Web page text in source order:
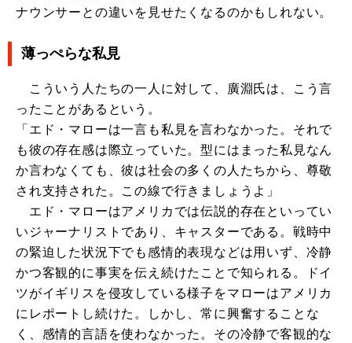
ナウンサーとの違いを見せたくなるのかもしれない。
薄っぺらな私見
こういう人たちの一人に対して、廣淵氏は、こう言
ったことがあるという。
「エド・マローは一言も私見を言わなかった。それで
も彼の存在感は際立っていた。型にはまった私見なん
か言わなくても、彼は社会の多くの人たちから、尊敬
され支持された。この線で行きましょうよ」
エド・マローはアメリカでは伝説的存在といってい
いジャーナリストであり、キャスターである。戦時中
の緊迫した状況下でも感情的表現などは用いず、冷静
かつ客観的に事実を伝え続けたことで知られる。ドイ
ツがイギリスを侵攻している様子をマローはアメリカ
にレポートし続けた。しかし、常に興奮することな
く、感情的言語を使わなかった。その冷静で客観的な